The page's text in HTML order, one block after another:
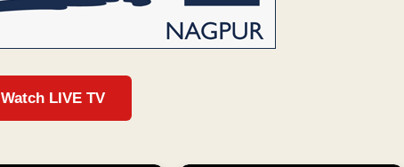
Watch LIVE TV